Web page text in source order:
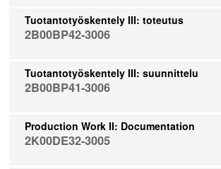
Tuotantotyöskentely III: toteutus
2B00BP42-3006
Tuotantotyöskentely III: suunnittelu
2B00BP41-3006
Production Work II: Documentation
2K00DE32-3005